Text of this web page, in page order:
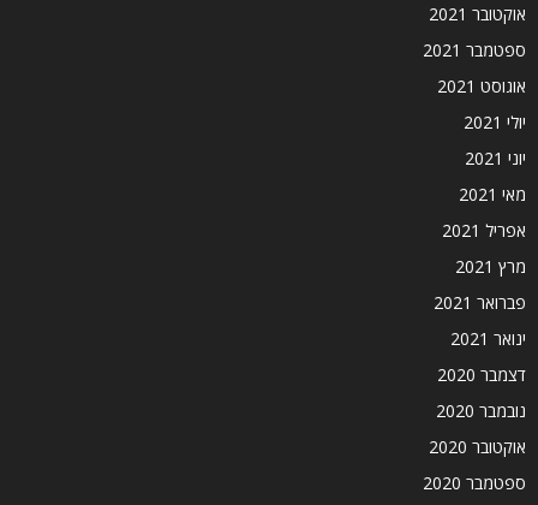
אוקטובר 2021
ספטמבר 2021
אוגוסט 2021
יולי 2021
יוני 2021
מאי 2021
אפריל 2021
מרץ 2021
פברואר 2021
ינואר 2021
דצמבר 2020
נובמבר 2020
אוקטובר 2020
ספטמבר 2020